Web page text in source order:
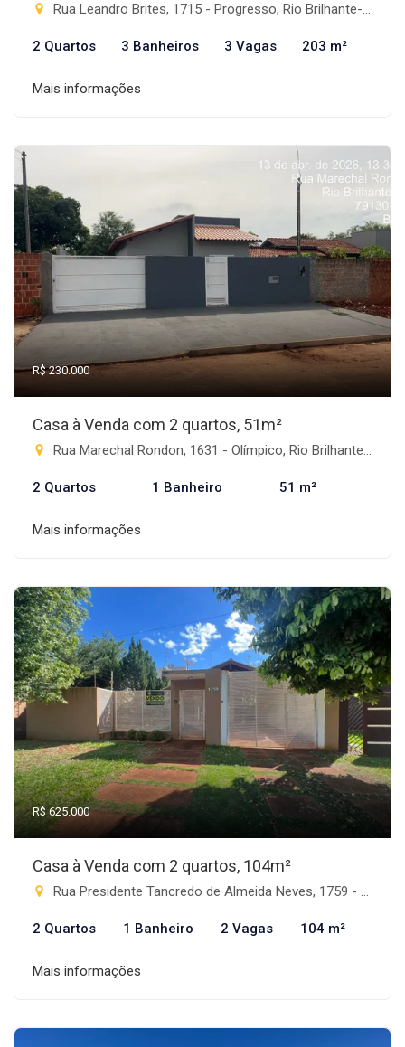
Rua Leandro Brites, 1715 - Progresso, Rio Brilhante-MS
2 Quartos 3 Banheiros 3 Vagas 203 m²
Mais informações
R$ 230.000
Casa à Venda com 2 quartos, 51m²
Rua Marechal Rondon, 1631 - Olímpico, Rio Brilhante-MS
2 Quartos 1 Banheiro 51 m²
Mais informações
R$ 625.000
Casa à Venda com 2 quartos, 104m²
Rua Presidente Tancredo de Almeida Neves, 1759 - Progresso, Rio Brilhante-MS
2 Quartos 1 Banheiro 2 Vagas 104 m²
Mais informações